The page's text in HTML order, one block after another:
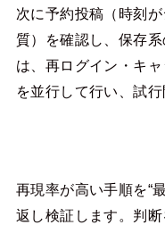
次に予約投稿（時刻
質）を確認し、保存
は、再ログイン・キ
を並行して行い、試
再現率が高い手順を“
返し検証します。判